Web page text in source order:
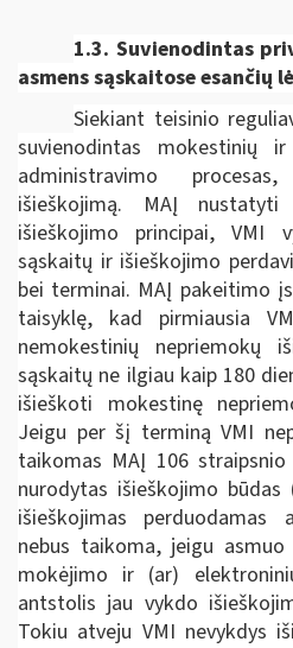
1.3. Suvienodintas p
asmens sąskaitose esančių
Siekiant teisinio
suvienodintas mokestinių
administravimo
išieškojimą. MAĮ
išieškojimo principai, VMI
sąskaitų ir išieškojimo
bei terminai. MAĮ pakeitimo
taisyklę, kad pirmiausia
nemokestinių nepriemokų
sąskaitų ne ilgiau kaip 180
išieškoti mokestinę
Jeigu per šį terminą VMI
taikomas MAĮ 106
nurodytas išieškojimo
išieškojimas perduodamas
nebus taikoma, jeigu
mokėjimo ir (ar)
antstolis jau vykdo
Tokiu atveju VMI nevykdys